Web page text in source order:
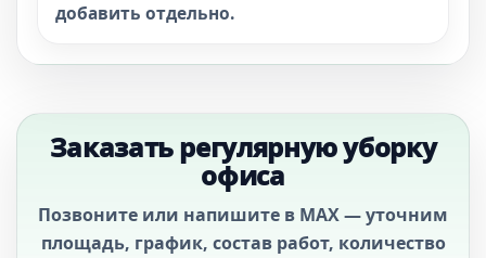
добавить отдельно.
Заказать регулярную уборку
офиса
Позвоните или напишите в MAX — уточним
площадь, график, состав работ, количество